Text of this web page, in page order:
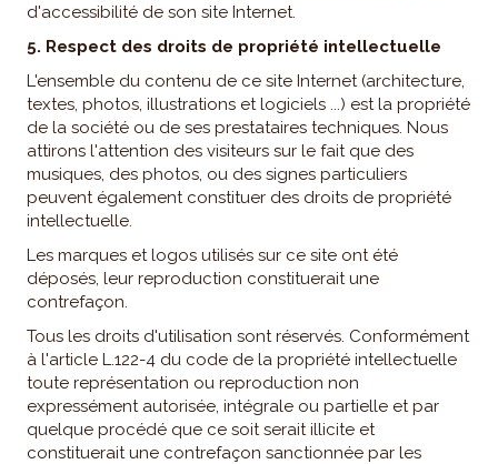
d'accessibilité de son site Internet.
5. Respect des droits de propriété intellectuelle
L'ensemble du contenu de ce site Internet (architecture,
textes, photos, illustrations et logiciels ...) est la propriété
de la société ou de ses prestataires techniques. Nous
attirons l'attention des visiteurs sur le fait que des
musiques, des photos, ou des signes particuliers
peuvent également constituer des droits de propriété
intellectuelle.
Les marques et logos utilisés sur ce site ont été
déposés, leur reproduction constituerait une
contrefaçon.
Tous les droits d'utilisation sont réservés. Conformément
à l'article L.122-4 du code de la propriété intellectuelle
toute représentation ou reproduction non
expressément autorisée, intégrale ou partielle et par
quelque procédé que ce soit serait illicite et
constituerait une contrefaçon sanctionnée par les